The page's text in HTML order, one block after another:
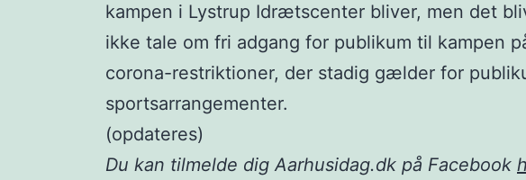
kampen i Lystrup Idrætscenter bliver, men det
ikke tale om fri adgang for publikum til kampen
corona-restriktioner, der stadig gælder for
sportsarrangementer.
(opdateres)
Du kan tilmelde dig Aarhusidag.dk på Facebook